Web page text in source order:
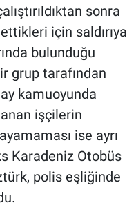
sonra
için saldırıya
bulunduğu
grup tarafından
kamuoyunda
işçilerin
ise ayrı
Karadeniz Otobüs
polis eşliğinde